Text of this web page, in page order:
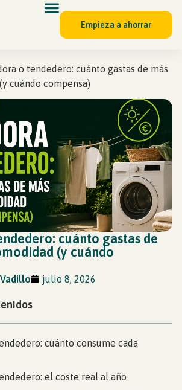
Empieza a ahorrar
o tendedero: cuánto gastas de más
cuándo compensa)
cuánto gastas de
(y cuándo
julio 8, 2026
cuánto consume cada
el coste real al año